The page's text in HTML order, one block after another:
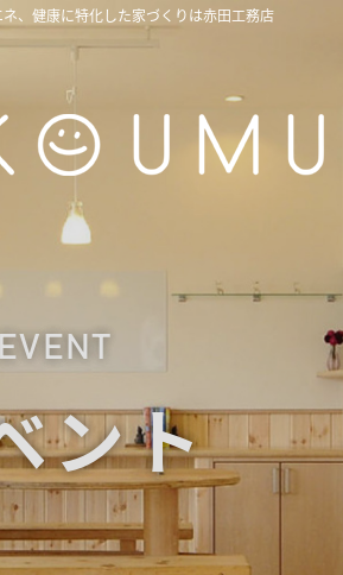
、健康に特化した家づくりは赤田工務店
EVENT
ント